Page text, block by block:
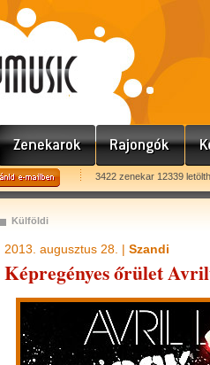
3422 zenekar 12339
Külföldi
2013. augusztus 28. | Szandi
Képregényes őrület